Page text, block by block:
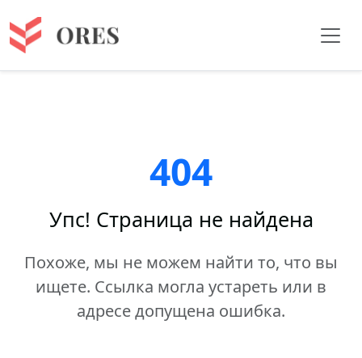
404
Упс! Страница не найдена
Похоже, мы не можем найти то, что вы
ищете. Ссылка могла устареть или в
адресе допущена ошибка.